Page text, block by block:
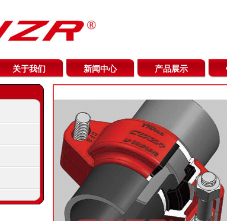
关于我们 新闻中心 产品展示